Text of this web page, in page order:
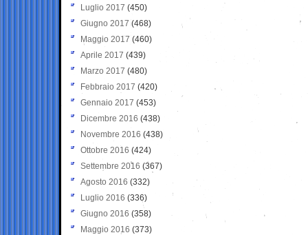
Luglio 2017 (450)
Giugno 2017 (468)
Maggio 2017 (460)
Aprile 2017 (439)
Marzo 2017 (480)
Febbraio 2017 (420)
Gennaio 2017 (453)
Dicembre 2016 (438)
Novembre 2016 (438)
Ottobre 2016 (424)
Settembre 2016 (367)
Agosto 2016 (332)
Luglio 2016 (336)
Giugno 2016 (358)
Maggio 2016 (373)